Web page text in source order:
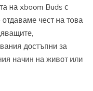
на xboom Buds с
чест на това
достъпни за
начин на живот или